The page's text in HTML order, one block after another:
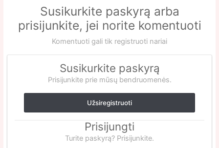
Susikurkite paskyrą arba
prisijunkite, jei norite komentuoti
Komentuoti gali tik registruoti nariai
Susikurkite paskyrą
Prisijunkite prie mūsų bendruomenės.
Užsiregistruoti
Prisijungti
Turite paskyrą? Prisijunkite.